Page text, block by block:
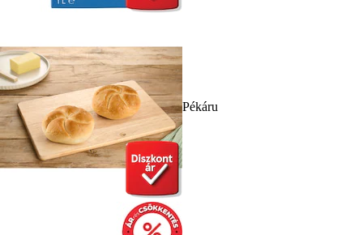
Pékáru